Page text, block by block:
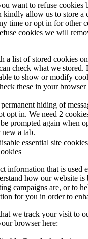
want to refuse cookies
kindly allow us to store a
time or opt in for other
cookies we will
a list of stored cookies
check what we stored.
to show or modify
these in your browser
hiding of
opt in. We need 2
prompted again when
a tab.
essential site
information that is used
how our website is
campaigns are, or to
for you in order to
we track your visit to
browser here: